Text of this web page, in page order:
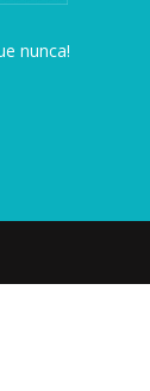
nunca!